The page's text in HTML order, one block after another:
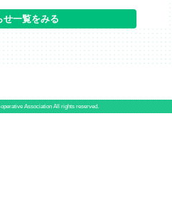
せ一覧をみる
Association All rights reserved.